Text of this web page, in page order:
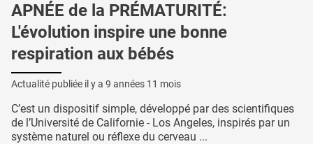
APNÉE de la PRÉMATURITÉ:
L'évolution inspire une bonne
respiration aux bébés
Actualité publiée il y a 9 années 11 mois
C’est un dispositif simple, développé par des scientifiques
de l’Université de Californie - Los Angeles, inspirés par un
système naturel ou réflexe du cerveau ...